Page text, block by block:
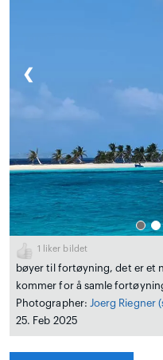
❮
1 liker bildet
bøyer til fortøyning, det er et
kommer for å samle
Photographer: Joerg Riegner
25. Feb 2025